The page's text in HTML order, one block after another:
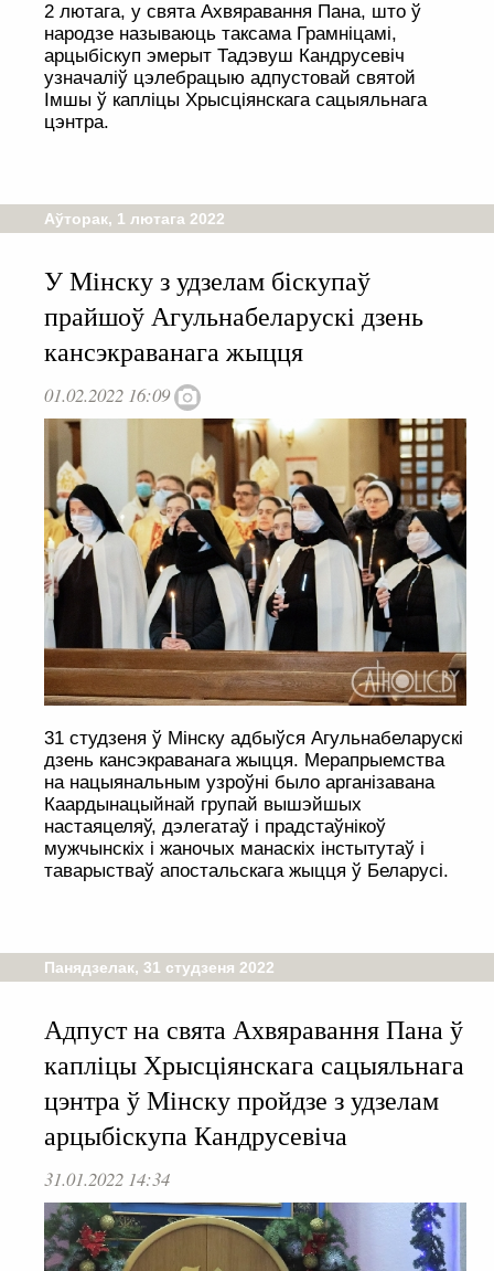
2 лютага, у свята Ахвяравання Пана, што ў
народзе называюць таксама Грамніцамі,
арцыбіскуп эмерыт Тадэвуш Кандрусевіч
узначаліў цэлебрацыю адпустовай святой
Імшы ў капліцы Хрысціянскага сацыяльнага
цэнтра.
Аўторак, 1 лютага 2022
У Мінску з удзелам біскупаў
прайшоў Агульнабеларускі дзень
кансэкраванага жыцця
01.02.2022 16:09
31 студзеня ў Мінску адбыўся Агульнабеларускі
дзень кансэкраванага жыцця. Мерапрыемства
на нацыянальным узроўні было арганізавана
Каардынацыйнай групай вышэйшых
настаяцеляў, дэлегатаў і прадстаўнікоў
мужчынскіх і жаночых манаскіх інстытутаў і
таварыстваў апостальскага жыцця ў Беларусі.
Панядзелак, 31 студзеня 2022
Адпуст на свята Ахвяравання Пана ў
капліцы Хрысціянскага сацыяльнага
цэнтра ў Мінску пройдзе з удзелам
арцыбіскупа Кандрусевіча
31.01.2022 14:34